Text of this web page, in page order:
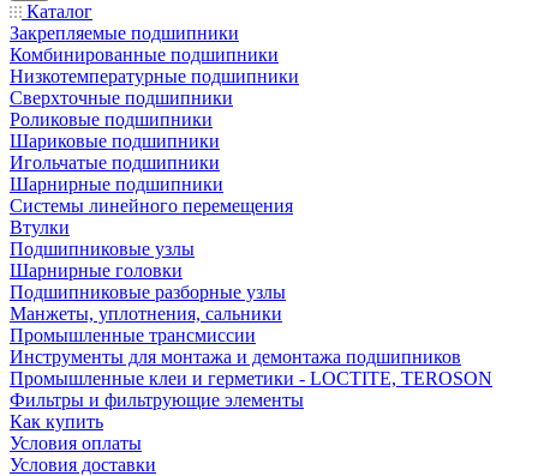
Каталог
Закрепляемые подшипники
Комбинированные подшипники
Низкотемпературные подшипники
Сверхточные подшипники
Роликовые подшипники
Шариковые подшипники
Игольчатые подшипники
Шарнирные подшипники
Системы линейного перемещения
Втулки
Подшипниковые узлы
Шарнирные головки
Подшипниковые разборные узлы
Манжеты, уплотнения, сальники
Промышленные трансмиссии
Инструменты для монтажа и демонтажа подшипников
Промышленные клеи и герметики - LOCTITE, TEROSON
Фильтры и фильтрующие элементы
Как купить
Условия оплаты
Условия доставки